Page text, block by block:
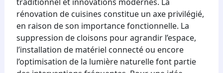
rénovation de cuisines constitue un axe privilégié,
en raison de son importance fonctionnelle. La
suppression de cloisons pour agrandir l’espace,
l’installation de matériel connecté ou encore
l’optimisation de la lumière naturelle font partie